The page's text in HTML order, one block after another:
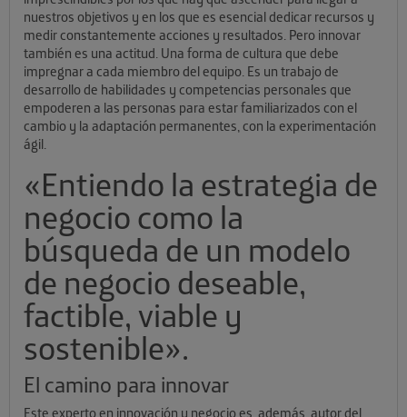
nuestros objetivos y en los que es esencial dedicar recursos y
medir constantemente acciones y resultados. Pero innovar
también es una actitud. Una forma de cultura que debe
impregnar a cada miembro del equipo. Es un trabajo de
desarrollo de habilidades y competencias personales que
empoderen a las personas para estar familiarizados con el
cambio y la adaptación permanentes, con la experimentación
ágil.
«Entiendo la estrategia de
negocio como la
búsqueda de un modelo
de negocio deseable,
factible, viable y
sostenible».
El camino para innovar
Este experto en innovación y negocio es, además, autor del